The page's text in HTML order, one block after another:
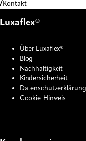
Kontakt
Luxaflex®
Über Luxaflex®
Blog
Nachhaltigkeit
Kindersicherheit
Datenschutzerklärung
Cookie-Hinweis